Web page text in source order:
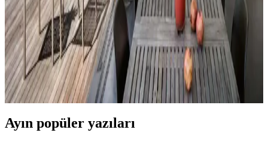
Veranda Dekorasyonunda Bitki Seçimi, Aydınlatma
ve Mobilya Düzenlemeleriyle Estetik İyileştirme
Yöntemleri
Veranda dekorasyonunda bitkiler, halılar, aydınlatma ve mobilyaların
uyumlu kullanımı mekânı daha davetkâr ve fonksiyonel kılar. Doğru
seçimler verandanın atmosferini ve dış görünümünü güçlendirir.
Ayın popüler yazıları